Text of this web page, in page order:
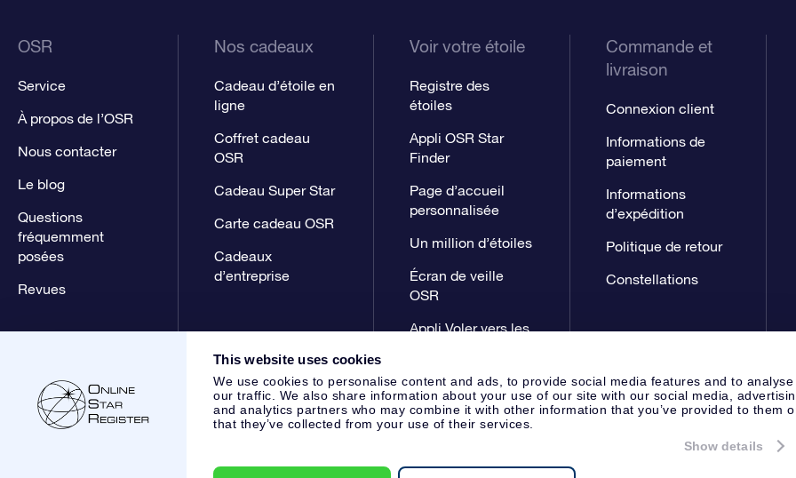
This website uses cookies
We use cookies to personalise content and ads, to provide social media features and to analyse
our traffic. We also share information about your use of our site with our social media,
and analytics partners who may combine it with other information that you’ve provided to them
that they’ve collected from your use of their services.
Show details
OSR
Service
À propos de l’OSR
Nous contacter
Le blog
Questions
fréquemment
posées
Revues
Nos cadeaux
Cadeau d’étoile en
ligne
Coffret cadeau
OSR
Cadeau Super Star
Carte cadeau OSR
Cadeaux
d’entreprise
Voir votre étoile
Registre des
étoiles
Appli OSR Star
Finder
Page d’accueil
personnalisée
Un million d’étoiles
Écran de veille
OSR
Appli Voler vers les
Commande et
livraison
Connexion client
Informations de
paiement
Informations
d’expédition
Politique de retour
Constellations
Page de presseDéclaration de